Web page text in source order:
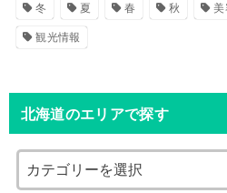
冬 夏 春 秋 美
観光情報
北海道のエリアで探す